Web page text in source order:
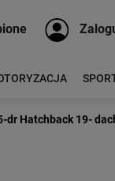
dr Hatchback 19-